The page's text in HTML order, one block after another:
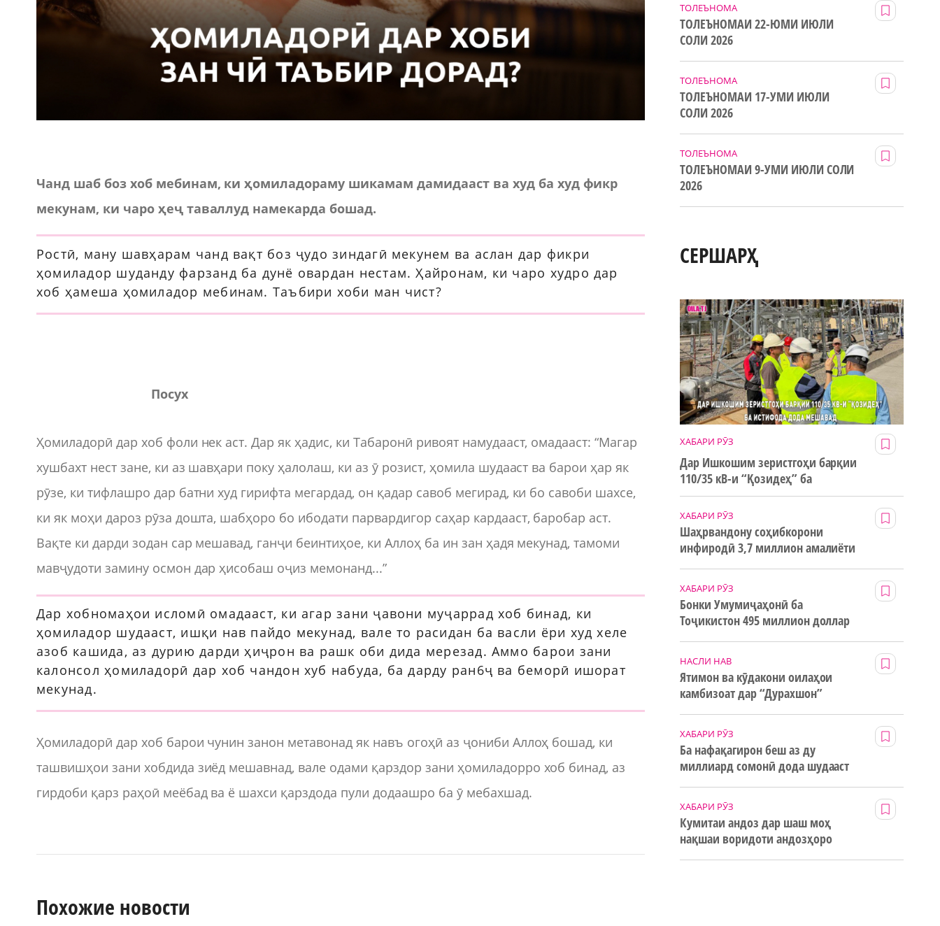
Чанд шаб боз хоб мебинам, ки ҳомиладораму шикамам дамидааст ва худ ба худ фикр
мекунам, ки чаро ҳеҷ таваллуд намекарда бошад.
Ростӣ, ману шавҳарам чанд вақт боз ҷудо зиндагӣ мекунем ва аслан дар фикри
ҳомиладор шуданду фарзанд ба дунё овардан нестам. Ҳайронам, ки чаро худро дар
хоб ҳамеша ҳомиладор мебинам. Таъбири хоби ман чист?
Посух
Ҳомиладорӣ дар хоб фоли нек аст. Дар як ҳадис, ки Табаронӣ ривоят намудааст, омадааст: “Магар
хушбахт нест зане, ки аз шавҳари поку ҳалолаш, ки аз ӯ розист, ҳомила шудааст ва барои ҳар як
рӯзе, ки тифлашро дар батни худ гирифта мегардад, он қадар савоб мегирад, ки бо савоби шахсе,
ки як моҳи дароз рӯза дошта, шабҳоро бо ибодати парвардигор саҳар кардааст, баробар аст.
Вақте ки дарди зодан сар мешавад, ганҷи беинтиҳое, ки Аллоҳ ба ин зан ҳадя мекунад, тамоми
мавҷудоти замину осмон дар ҳисобаш оҷиз мемонанд...”
Дар хобномаҳои исломӣ омадааст, ки агар зани ҷавони муҷаррад хоб бинад, ки
ҳомиладор шудааст, ишқи нав пайдо мекунад, вале то расидан ба васли ёри худ хеле
азоб кашида, аз дурию дарди ҳиҷрон ва рашк оби дида мерезад. Аммо барои зани
калонсол ҳомиладорӣ дар хоб чандон хуб набуда, ба дарду ран6ҷ ва беморӣ ишорат
мекунад.
Ҳомиладорӣ дар хоб барои чунин занон метавонад як навъ огоҳӣ аз ҷониби Аллоҳ бошад, ки
ташвишҳои зани хобдида зиёд мешавнад, вале одами қарздор зани ҳомиладорро хоб бинад, аз
гирдоби қарз раҳоӣ меёбад ва ё шахси қарздода пули додаашро ба ӯ мебахшад.
Похожие новости
ТОЛЕЪНОМА
ТОЛЕЪНОМАИ 22-ЮМИ ИЮЛИ
СОЛИ 2026
ТОЛЕЪНОМА
ТОЛЕЪНОМАИ 17-УМИ ИЮЛИ
СОЛИ 2026
ТОЛЕЪНОМА
ТОЛЕЪНОМАИ 9-УМИ ИЮЛИ СОЛИ
2026
СЕРШАРҲ
ХАБАРИ РӮЗ
Дар Ишкошим зеристгоҳи барқии
110/35 кВ-и “Қозидеҳ” ба
истифода дода мешавад
ХАБАРИ РӮЗ
Шаҳрвандону соҳибкорони
инфиродӣ 3,7 миллион амалиёти
ХАБАРИ РӮЗ
Бонки Умумиҷаҳонӣ ба
Тоҷикистон 495 миллион доллар
НАСЛИ НАВ
Ятимон ва кӯдакони оилаҳои
камбизоат дар “Дурахшон”
ХАБАРИ РӮЗ
Ба нафақагирон беш аз ду
миллиард сомонӣ дода шудааст
ХАБАРИ РӮЗ
Кумитаи андоз дар шаш моҳ
нақшаи воридоти андозҳоро